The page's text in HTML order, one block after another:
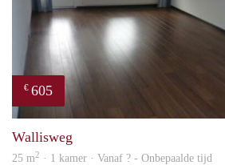
€ 605
Wallisweg
25 m2 · 1 kamer · Vanaf ? - Onbepaalde tijd